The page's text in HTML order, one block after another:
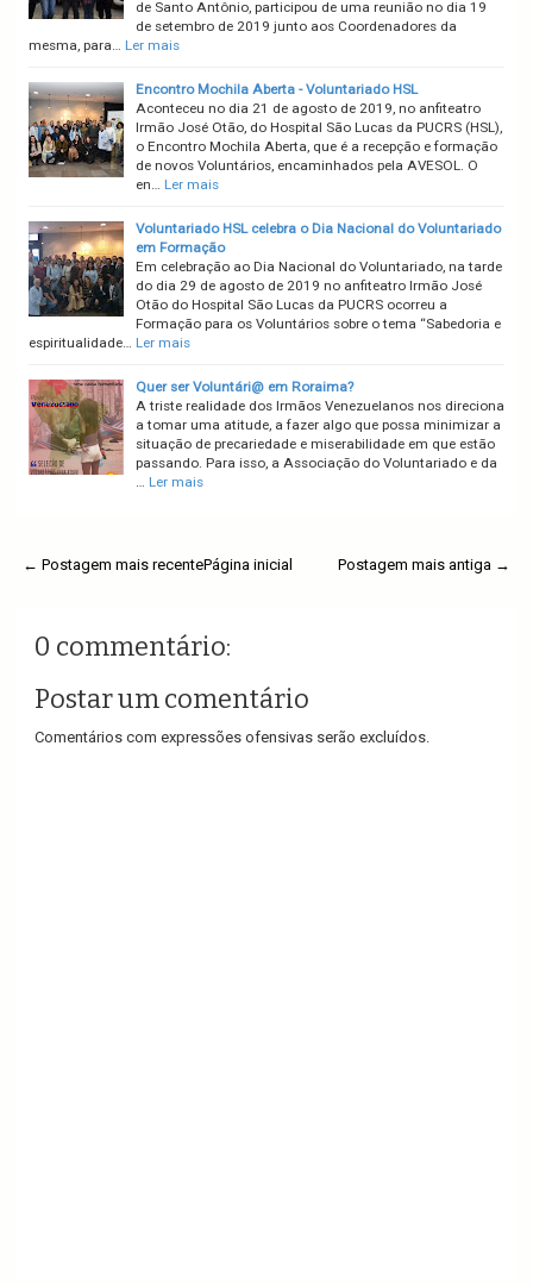
de Santo Antônio, participou de uma reunião no dia 19
de setembro de 2019 junto aos Coordenadores da
mesma, para… Ler mais
Encontro Mochila Aberta - Voluntariado HSL
Aconteceu no dia 21 de agosto de 2019, no anfiteatro
Irmão José Otão, do Hospital São Lucas da PUCRS (HSL),
o Encontro Mochila Aberta, que é a recepção e formação
de novos Voluntários, encaminhados pela AVESOL. O
en… Ler mais
Voluntariado HSL celebra o Dia Nacional do Voluntariado
em Formação
Em celebração ao Dia Nacional do Voluntariado, na tarde
do dia 29 de agosto de 2019 no anfiteatro Irmão José
Otão do Hospital São Lucas da PUCRS ocorreu a
Formação para os Voluntários sobre o tema “Sabedoria e
espiritualidade… Ler mais
Quer ser Voluntári@ em Roraima?
A triste realidade dos Irmãos Venezuelanos nos direciona
a tomar uma atitude, a fazer algo que possa minimizar a
situação de precariedade e miserabilidade em que estão
passando. Para isso, a Associação do Voluntariado e da
… Ler mais
← Postagem mais recente Postagem mais antiga →
Página inicial
0 commentário:
Postar um comentário
Comentários com expressões ofensivas serão excluídos.